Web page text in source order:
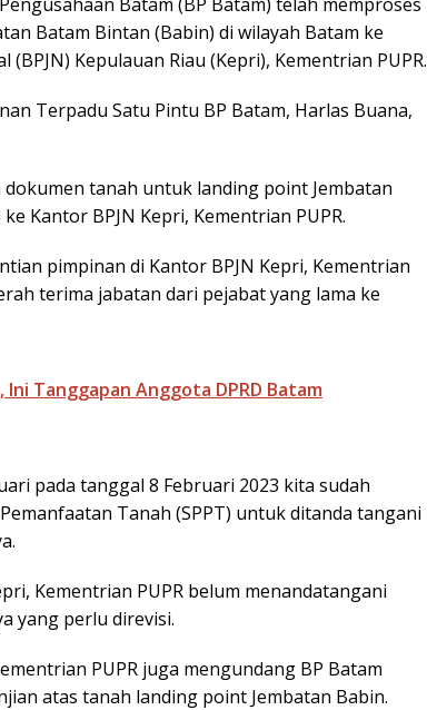
Batam Bintan (Babin) di wilayah Batam ke
Kepulauan Riau (Kepri), Kementrian PUPR.
Terpadu Satu Pintu BP Batam, Harlas Buana,
tanah untuk landing point Jembatan
Kantor BPJN Kepri, Kementrian PUPR.
pimpinan di Kantor BPJN Kepri, Kementrian
terima jabatan dari pejabat yang lama ke
Ini Tanggapan Anggota DPRD Batam
pada tanggal 8 Februari 2023 kita sudah
Tanah (SPPT) untuk ditanda tangani
Kementrian PUPR belum menandatangani
yang perlu direvisi.
PUPR juga mengundang BP Batam
atas tanah landing point Jembatan Babin.